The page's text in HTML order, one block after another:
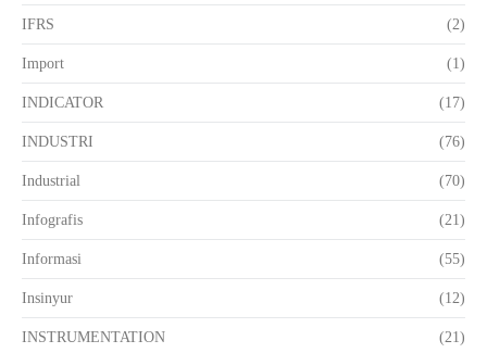
IFRS (2)
Import (1)
INDICATOR (17)
INDUSTRI (76)
Industrial (70)
Infografis (21)
Informasi (55)
Insinyur (12)
INSTRUMENTATION (21)